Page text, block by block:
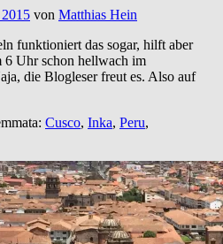
von Matthias Hein
funktioniert das sogar, hilft aber
6 Uhr schon hellwach im
die Blogleser freut es. Also auf
Cusco, Inka, Peru,